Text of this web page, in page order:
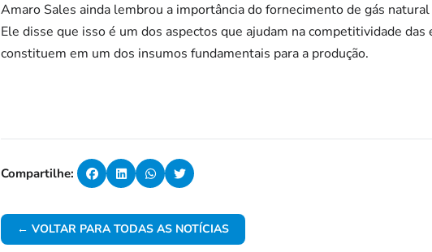
Amaro Sales ainda lembrou a importância do fornecimento de gás
Ele disse que isso é um dos aspectos que ajudam na competitividade
constituem em um dos insumos fundamentais para a produção.
Compartilhe:
← VOLTAR PARA TODAS AS NOTÍCIAS